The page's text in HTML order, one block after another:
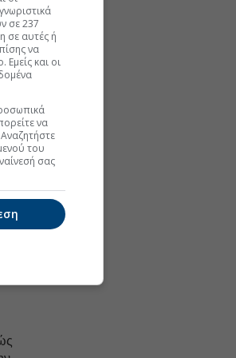
σε 237
σε αυτές ή
να
και οι
να
του
σας